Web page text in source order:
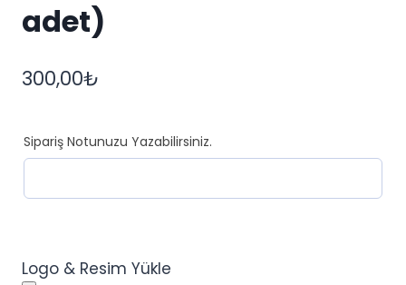
adet)
300,00₺
Sipariş Notunuzu Yazabilirsiniz.
Logo & Resim Yükle